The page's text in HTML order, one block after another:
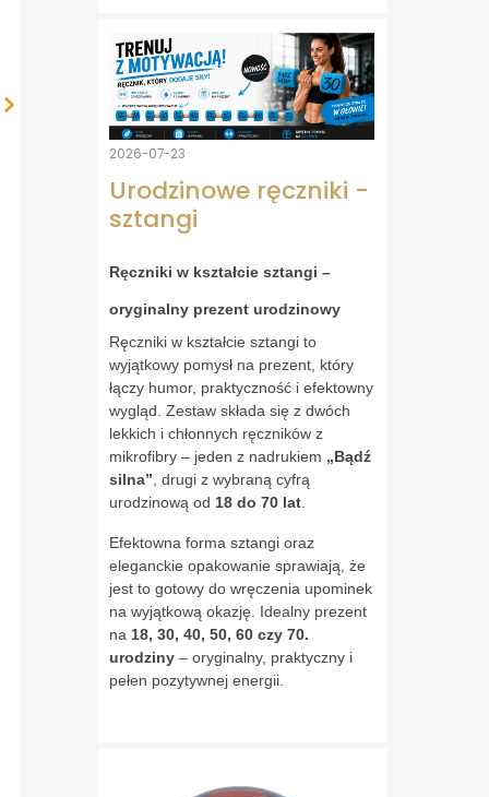
2026-07-23
Urodzinowe ręczniki -
sztangi
Ręczniki w kształcie sztangi –
oryginalny prezent urodzinowy
Ręczniki w kształcie sztangi to
wyjątkowy pomysł na prezent, który
łączy humor, praktyczność i efektowny
wygląd. Zestaw składa się z dwóch
lekkich i chłonnych ręczników z
mikrofibry – jeden z nadrukiem „Bądź
silna” , drugi z wybraną cyfrą
urodzinową od 18 do 70 lat
Efektowna forma sztangi oraz
eleganckie opakowanie sprawiają, że
jest to gotowy do wręczenia upominek
na wyjątkową okazję. Idealny prezent
na 18, 30, 40, 50, 60 czy 70.
urodziny – oryginalny, praktyczny i
pełen pozytywnej energii.